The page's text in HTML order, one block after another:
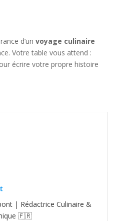
d’un voyage culinaire
Votre table vous attend :
écrire votre propre histoire
| Rédactrice Culinaire &
🇫🇷